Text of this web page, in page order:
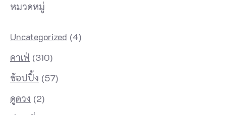
หมวดหมู่
Uncategorized (4)
คาเฟ่ (310)
ช้อปปิ้ง (57)
ดูดวง (2)